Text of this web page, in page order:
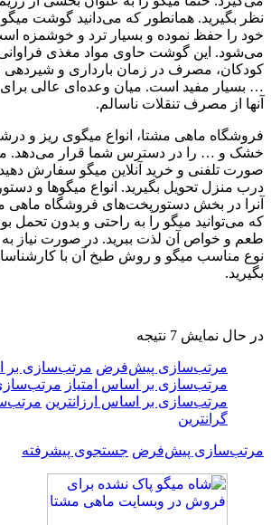
نظر بگیرید. همانطور که می‌دانید گوشت
خود را حفظ نموده و بسیار ترد و خوشمزه
می‌شود. این گوشت حاوی مواد مغذی
کودکان، مصرف در زمان بارداری و شیردهی
… بسیار مفید است. میان وعده‌ای عالی برای
آنها از مصرف تنقلات ناسالم.
فروشگاه ماهی مشتا، انواع میگوی ریز و
خشک و … را در دسترس شما قرار می‌دهد.
صورت تلفنی و خرید آنلاین میگو سفارش
درب منزل تحویل بگیرید. انواع میگوها و
آنرا در بخش دستورپخت‌های فروشگاه ماهی
که می‌توانید میگو را به راحتی و بدون تحمل
طعم و خواص آن لذت ببرید. در صورت نیاز به
نوع مناسب میگو و روش طبخ آن با
بگیرید.
در حال نمایش 7 نتیجه
مرتب‌سازی پیش‌فرض مرتب‌سازی بر
مرتب‌سازی بر اساس امتیاز
مرتب‌سازی بر اساس ارزانترین
گرانترین
مرتب‌سازی پیش‌فرض جستجوی پیشرفته